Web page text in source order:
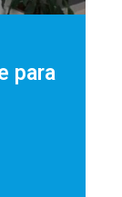
para